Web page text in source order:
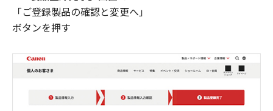
「ご登録製品の確認と変更へ」
ボタンを押す